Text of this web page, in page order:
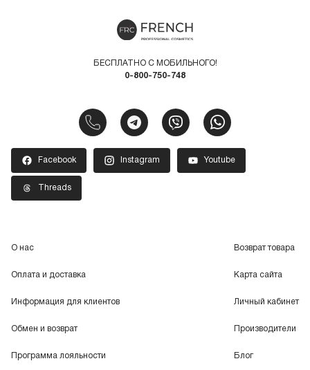
БЕСПЛАТНО С МОБИЛЬНОГО!
0-800-750-748
Facebook Instagram Youtube
Threads
О нас
Оплата и доставка
Информация для клиентов
Обмен и возврат
Программа лояльности
Возврат товара
Карта сайта
Личный кабинет
Производители
Блог